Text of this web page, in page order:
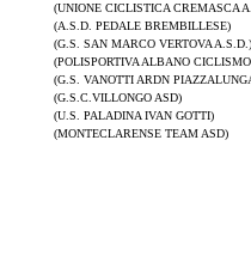
(UNIONE CICLISTICA CREMASCA
(A.S.D. PEDALE BREMBILLESE)
(G.S. SAN MARCO VERTOVA A.S.D.)
(POLISPORTIVA ALBANO
(G.S. VANOTTI ARDN
(G.S.C.VILLONGO ASD)
(U.S. PALADINA IVAN GOTTI)
(MONTECLARENSE TEAM ASD)